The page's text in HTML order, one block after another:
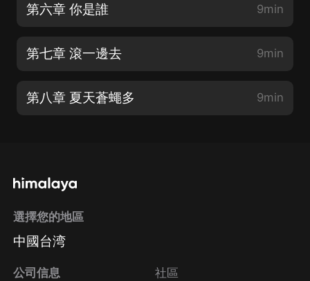
第六章 你是誰 9min
第七章 滾一邊去 9min
第八章 夏天蒼蠅多 9min
選擇您的地區
中國台湾
公司信息 社區